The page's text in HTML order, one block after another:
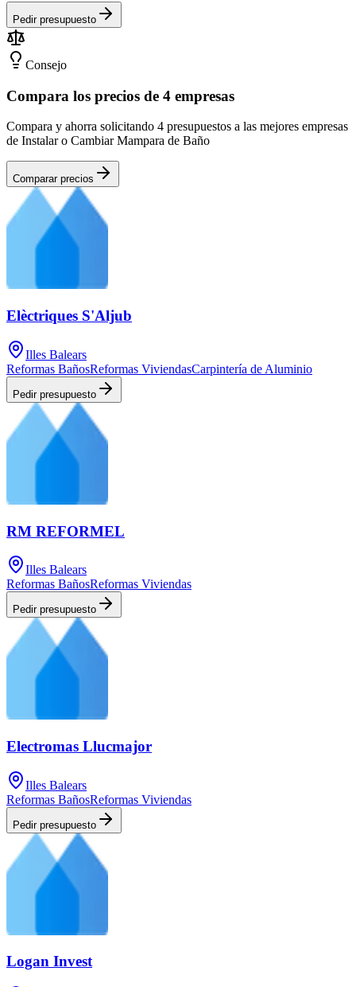
Pedir presupuesto
Consejo
Compara los precios de 4 empresas
Compara y ahorra solicitando 4 presupuestos a las mejores empresas
de Instalar o Cambiar Mampara de Baño
Comparar precios
Elèctriques S'Aljub
Illes Balears
Reformas BañosReformas ViviendasCarpintería de Aluminio
Pedir presupuesto
RM REFORMEL
Illes Balears
Reformas BañosReformas Viviendas
Pedir presupuesto
Electromas Llucmajor
Illes Balears
Reformas BañosReformas Viviendas
Pedir presupuesto
Logan Invest